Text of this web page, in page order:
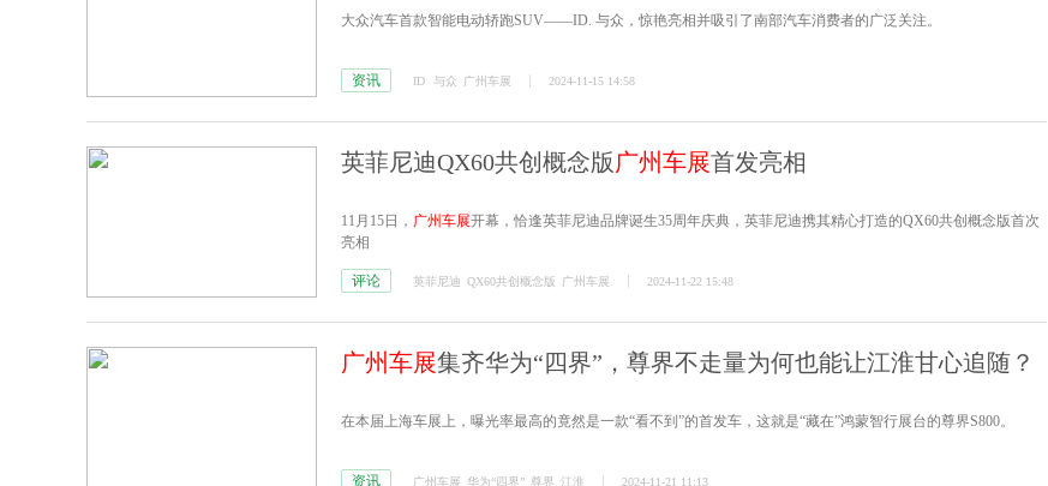
大众汽车首款智能电动轿跑SUV——ID. 与众，惊艳亮相并吸引了南部汽车消费者的广泛关注。
资讯 ID 与众 广州车展 2024-11-15 14:58
英菲尼迪QX60共创概念版广州车展首发亮相
11月15日， 广州车展开幕，恰逢英菲尼迪品牌诞生35周年庆典，英菲尼迪携其精心打造的QX60共创概念版首次
亮相
评论 英菲尼迪 QX60共创概念版 广州车展 2024-11-22 15:48
广州车展集齐华为“四界”，尊界不走量为何也能让江淮甘心追随？
在本届上海车展上，曝光率最高的竟然是一款“看不到”的首发车，这就是“藏在”鸿蒙智行展台的尊界S800。
资讯 广州车展 华为“四界” 尊界 江淮 2024-11-21 11:13